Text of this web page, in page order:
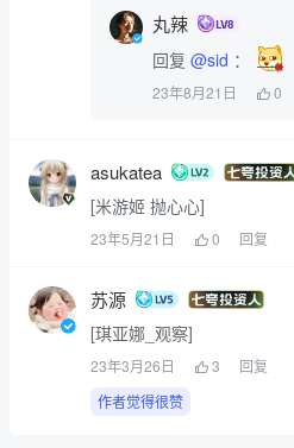
丸辣
回复 @sid ：
23年8月21日 0
asukatea
[米游姬 抛心心]
23年5月21日 0 回复
苏源
[琪亚娜_观察]
23年3月26日 3
回复
作者觉得很赞